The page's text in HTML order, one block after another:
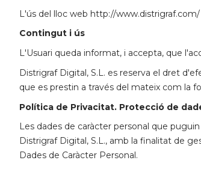
L'ús del lloc web http://
Contingut i ús
L'Usuari queda informat, i accepta, que
Distrigraf Digital, S.L. es reserva el dret
que es prestin a través del mateix com la
Política de Privacitat. Protecció de
Les dades de caràcter personal que
Distrigraf Digital, S.L., amb la finalitat de
Dades de Caràcter Personal.